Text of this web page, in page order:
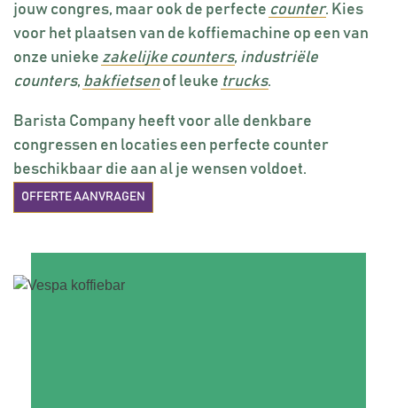
jouw congres, maar ook de perfecte counter. Kies
voor het plaatsen van de koffiemachine op een van
onze unieke zakelijke counters, industriële
counters, bakfietsenof leuke trucks.
Barista Company heeft voor alle denkbare
congressen en locaties een perfecte counter
beschikbaar die aan al je wensen voldoet.
OFFERTE AANVRAGEN